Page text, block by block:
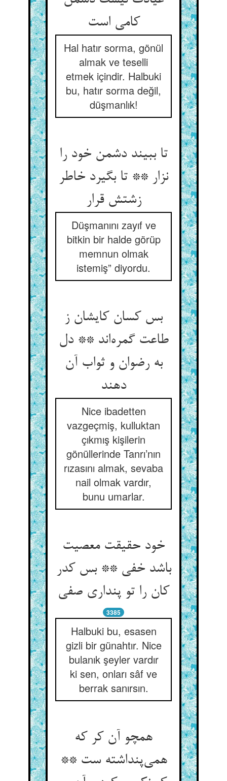
کامی است‌‌
Hal hatır sorma, gönül
almak ve teselli
etmek içindir. Halbuki
bu, hatır sorma değil,
düşmanlık!
تا ببیند دشمن خود را
نزار ** تا بگیرد خاطر
زشتش قرار
Düşmanını zayıf ve
bitkin bir halde görüp
memnun olmak
istemiş” diyordu.
بس کسان کایشان ز
طاعت گمره‌‌اند ** دل
به رضوان و ثواب آن
دهند
Nice ibadetten
vazgeçmiş, kulluktan
çıkmış kişilerin
gönüllerinde Tanrı’nın
rızasını almak, sevaba
nail olmak vardır,
bunu umarlar.
خود حقیقت معصیت
باشد خفی ** بس کدر
3385
Halbuki bu, esasen
gizli bir günahtır. Nice
bulanık şeyler vardır
ki sen, onları sâf ve
berrak sanırsın.
همچو آن کر که
همی‌‌پنداشته ست **